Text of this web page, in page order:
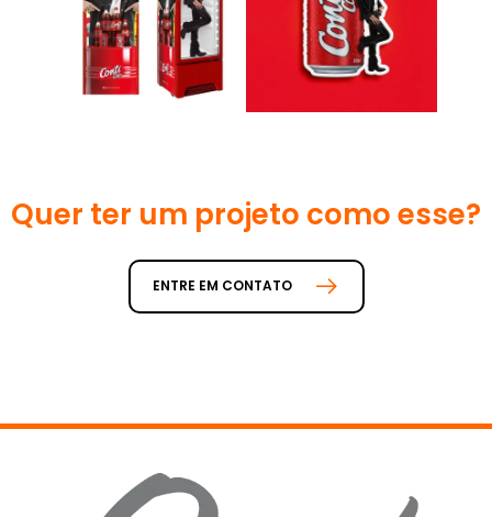
Quer ter um projeto como esse?
ENTRE EM CONTATO